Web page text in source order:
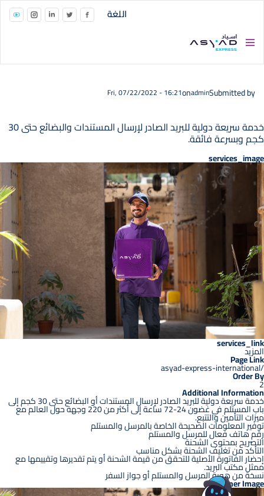
Skip to main content
اللغة
Submitted by
admin
on
Fri, 07/22/2022 - 16:21
خدمة سريعة دولية للبريد الصادر لإرسال المستندات والبضائع حتى 30
كجم وبسرعة فائقة.
services_image
services_link
المزيد
Page Link
/asyad-express-international
Order By
2
Additional Information
خدمة سريعة دولية للبريد الصادر لإرسال المستندات أو البضائع حتى 30 كجم إلى
باب المستلم في غضون 24-72 ساعة إلى أكثر من 220 وجهة حول العالم مع
ميزات التأمين والتتبع.
توفير المعلومات الصحيحة الخاصة بالمرسل والمستلم
رقم هاتف فعال للمرسل والمستلم
التصريح بمحتوى الشحنة
التأكد من تغليف الشحنة بشكل مناسب
إحضار الفاتورة الأصلية للتحقق من قيمة الشحنة أو يتم تقديرها وتقييمها مع
ممثل مكتب البريد.
نسخة من هوية المرسل والمستلم أو جواز السفر
Banner Image